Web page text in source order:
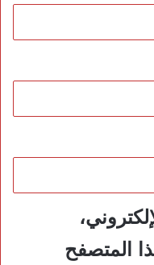
المتصفح